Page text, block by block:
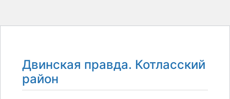
Двинская правда. Котласский
район